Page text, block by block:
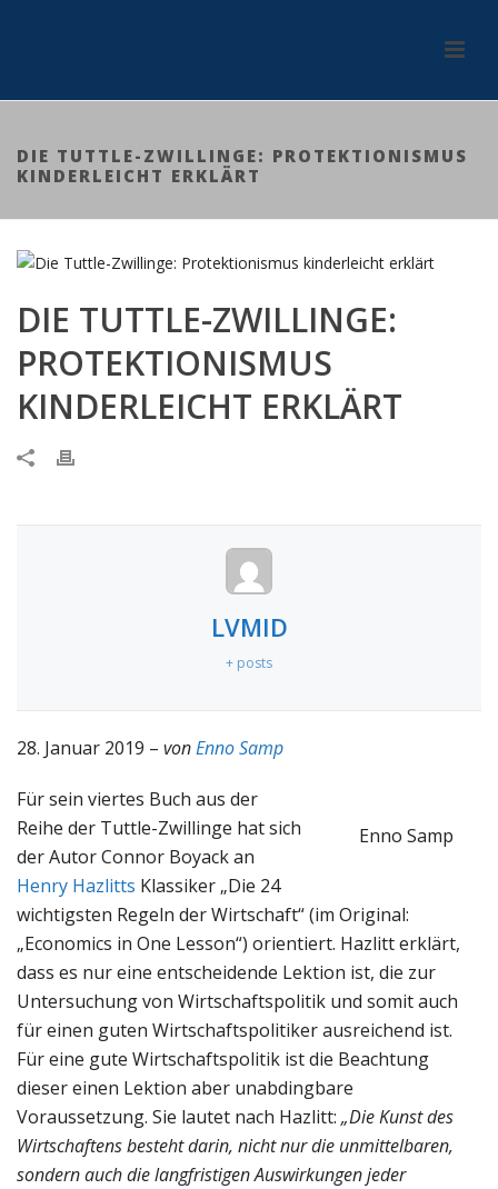
DIE TUTTLE-ZWILLINGE: PROTEKTIONISMUS
KINDERLEICHT ERKLÄRT
DIE TUTTLE-ZWILLINGE:
PROTEKTIONISMUS
KINDERLEICHT ERKLÄRT
LVMID
+ posts
28. Januar 2019 – vonEnno Samp
Enno Samp
Für sein viertes Buch aus der
Reihe der Tuttle-Zwillinge hat sich
der Autor Connor Boyack an
Henry Hazlitts Klassiker „Die 24
wichtigsten Regeln der Wirtschaft“ (im Original:
„Economics in One Lesson“) orientiert. Hazlitt erklärt,
dass es nur eine entscheidende Lektion ist, die zur
Untersuchung von Wirtschaftspolitik und somit auch
für einen guten Wirtschaftspolitiker ausreichend ist.
Für eine gute Wirtschaftspolitik ist die Beachtung
dieser einen Lektion aber unabdingbare
Voraussetzung. Sie lautet nach Hazlitt: „Die Kunst des
Wirtschaftens besteht darin, nicht nur die unmittelbaren,
sondern auch die langfristigen Auswirkungen jeder